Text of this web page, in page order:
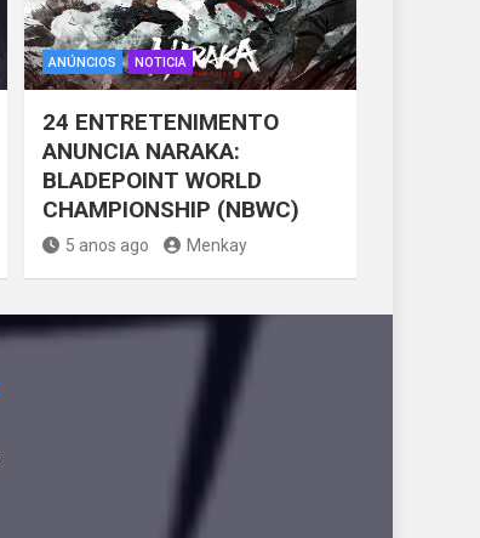
ANÚNCIOS NOTICIA
24 ENTRETENIMENTO
ANUNCIA NARAKA:
BLADEPOINT WORLD
CHAMPIONSHIP (NBWC)
5 anos ago Menkay